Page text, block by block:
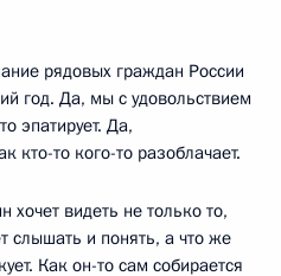
рядовых граждан России
год. Да, мы с удовольствием
эпатирует. Да,
кто-то кого-то разоблачает.
видеть не только то,
слышать и понять, а что же
Как он-то сам собирается